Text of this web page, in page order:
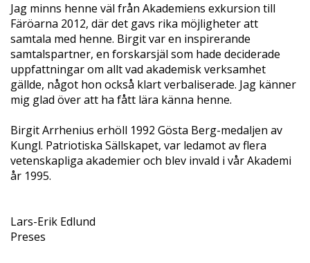
Jag minns henne väl från Akademiens exkursion till
Färöarna 2012, där det gavs rika möjligheter att
samtala med henne. Birgit var en inspirerande
samtalspartner, en forskarsjäl som hade deciderade
uppfattningar om allt vad akademisk verksamhet
gällde, något hon också klart verbaliserade. Jag känner
mig glad över att ha fått lära känna henne.
Birgit Arrhenius erhöll 1992 Gösta Berg-medaljen av
Kungl. Patriotiska Sällskapet, var ledamot av flera
vetenskapliga akademier och blev invald i vår Akademi
år 1995.
Lars-Erik Edlund
Preses